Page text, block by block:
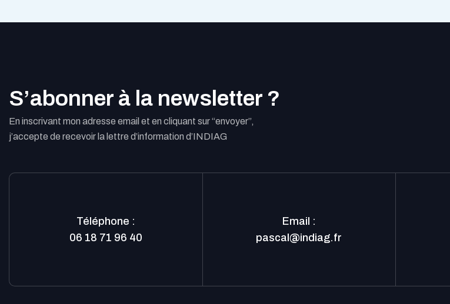
S’abonner à la newsletter ?
En inscrivant mon adresse email et en cliquant sur “envoyer”,
j’accepte de recevoir la lettre d’information d’INDIAG
Téléphone :
06 18 71 96 40
Email :
pascal
indiag.fr